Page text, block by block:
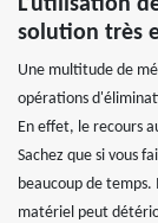
L'utilisation
solution très
Une multitude de
opérations
En effet, le recours
Sachez que si vous
beaucoup de
matériel peut